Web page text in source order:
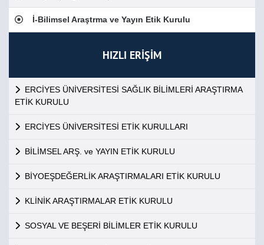
İ-Bilimsel Araştrma ve Yayın Etik Kurulu
HIZLI ERİŞİM
ERCİYES ÜNİVERSİTESİ SAĞLIK BİLİMLERİ ARAŞTIRMA
ETİK KURULU
ERCİYES ÜNİVERSİTESİ ETİK KURULLARI
BİLİMSEL ARŞ. ve YAYIN ETİK KURULU
BİYOEŞDEĞERLİK ARAŞTIRMALARI ETİK KURULU
KLİNİK ARAŞTIRMALAR ETİK KURULU
SOSYAL VE BEŞERİ BİLİMLER ETİK KURULU